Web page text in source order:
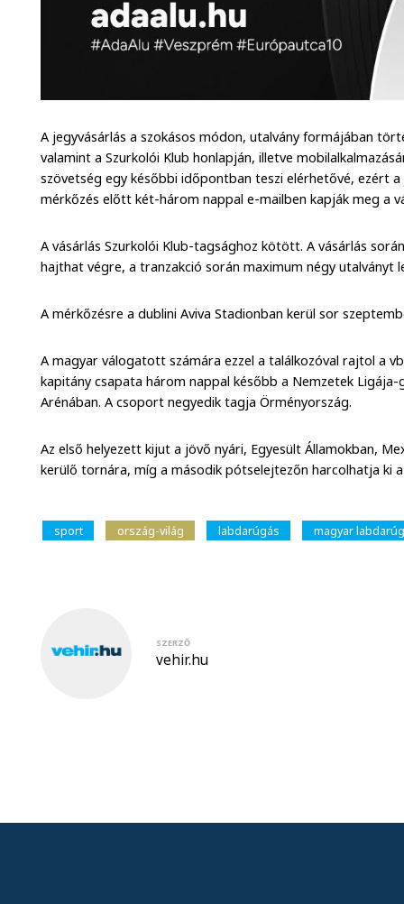
A jegyvásárlás a szokásos módon, utalvány formájában
valamint a Szurkolói Klub honlapján, illetve
szövetség egy későbbi időpontban teszi elérhetővé, ezért
mérkőzés előtt két-három nappal e-mailben kapják meg a
A vásárlás Szurkolói Klub-tagsághoz kötött. A vásárlás
hajthat végre, a tranzakció során maximum négy utalványt
A mérkőzésre a dublini Aviva Stadionban kerül sor
A magyar válogatott számára ezzel a találkozóval rajtol a
kapitány csapata három nappal később a Nemzetek
Arénában. A csoport negyedik tagja Örményország.
Az első helyezett kijut a jövő nyári, Egyesült Államokban,
kerülő tornára, míg a második pótselejtezőn harcolhatja ki
sport ország-világ labdarúgás magyar
SZERZŐ
vehir.hu